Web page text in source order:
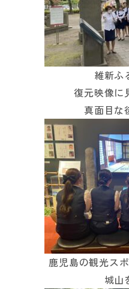
維新ふ
復元映像に
真面目な
鹿児島の観光ス
城山